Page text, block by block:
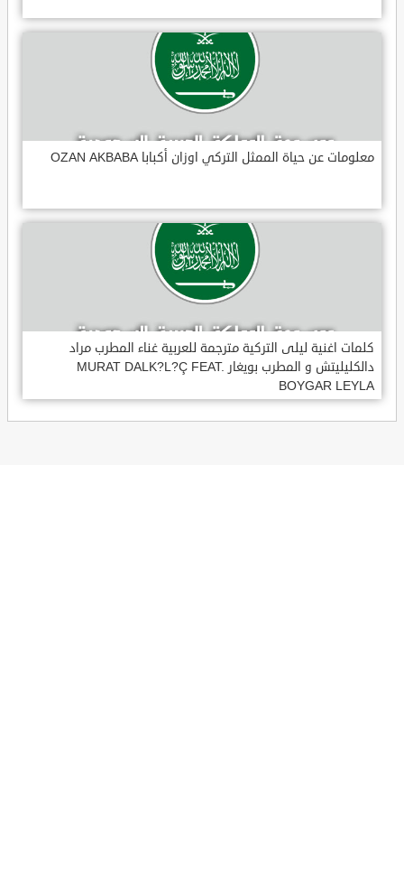
معلومات عن حياة الممثل التركي اوزان أكبابا OZAN AKBABA
كلمات اغنية ليلى التركية مترجمة للعربية غناء المطرب مراد
دالكليليتش و المطرب بويغار MURAT DALK?L?Ç FEAT.
BOYGAR LEYLA